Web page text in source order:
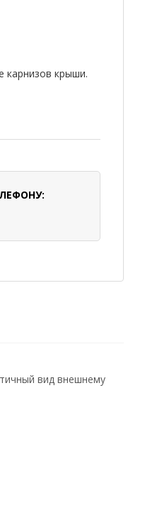
карнизов крыши.
вид внешнему